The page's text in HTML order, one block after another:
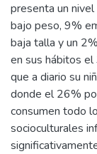
presenta un
bajo peso, 9%
baja talla y un
en sus hábitos
que a diario su
donde el 26%
consumen todo
socioculturales